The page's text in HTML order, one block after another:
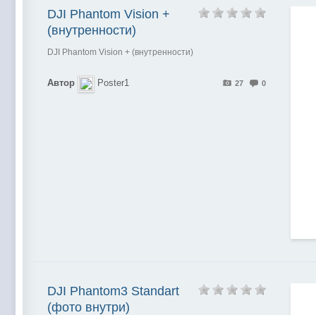
DJI Phantom Vision +
(внутренности)
DJI Phantom Vision + (внутренности)
27 0
Автор Poster1
DJI Phantom3 Standart
(фото внутри)